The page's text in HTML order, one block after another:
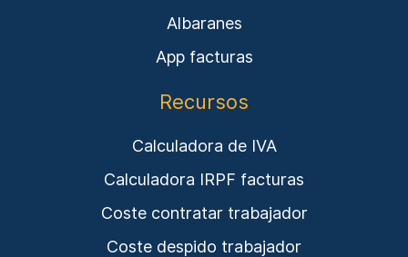
Albaranes
App facturas
Recursos
Calculadora de IVA
Calculadora IRPF facturas
Coste contratar trabajador
Coste despido trabajador